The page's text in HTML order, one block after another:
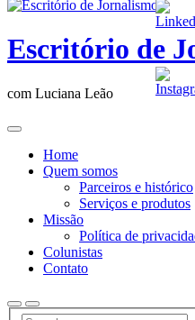
Escritório de
com Luciana Leão
Home
Quem somos
Parceiros e histórico
Serviços e produtos
Missão
Política de
Colunistas
Contato